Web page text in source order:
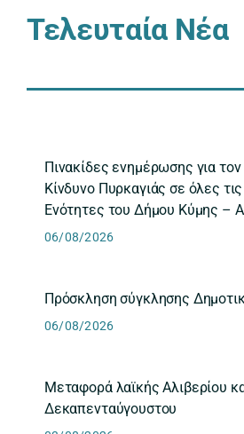
Τελευταία Νέα
Πινακίδες ενημέρωσης για
Κίνδυνο Πυρκαγιάς σε όλες
Ενότητες του Δήμου Κύμης –
06/08/2026
Πρόσκληση σύγκλησης
06/08/2026
Μεταφορά λαϊκής Αλιβερίου
Δεκαπενταύγουστου